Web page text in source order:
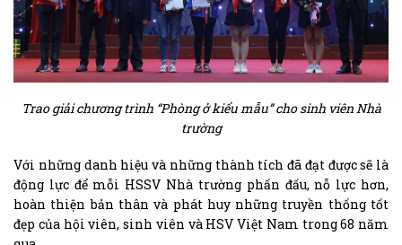
Trao giải chương trình “Phòng ở kiểu mẫu” cho sinh viên Nhà
trường
Với những danh hiệu và những thành tích đã đạt được sẽ là
động lực để mỗi HSSV Nhà trường phấn đấu, nỗ lực hơn,
hoàn thiện bản thân và phát huy những truyền thống tốt
đẹp của hội viên, sinh viên và HSV Việt Nam trong 68 năm